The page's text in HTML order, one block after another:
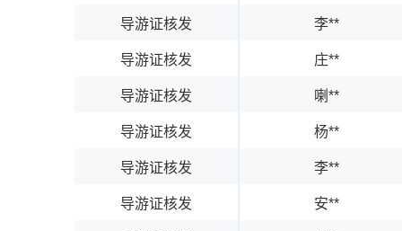
导游证核发 李**
导游证核发 庄**
导游证核发 喇**
导游证核发 杨**
导游证核发 李**
导游证核发 安**